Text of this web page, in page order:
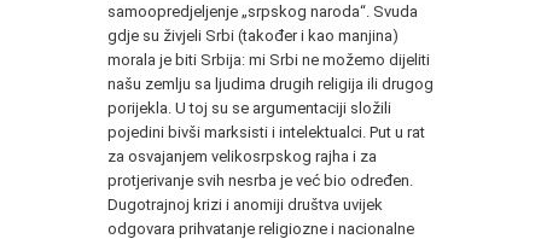
samoopredjeljenje „srpskog naroda“. Svuda
gdje su živjeli Srbi (također i kao manjina)
morala je biti Srbija: mi Srbi ne možemo dijeliti
našu zemlju sa ljudima drugih religija ili drugog
porijekla. U toj su se argumentaciji složili
pojedini bivši marksisti i intelektualci. Put u rat
za osvajanjem velikosrpskog rajha i za
protjerivanje svih nesrba je već bio određen.
Dugotrajnoj krizi i anomiji društva uvijek
odgovara prihvatanje religiozne i nacionalne